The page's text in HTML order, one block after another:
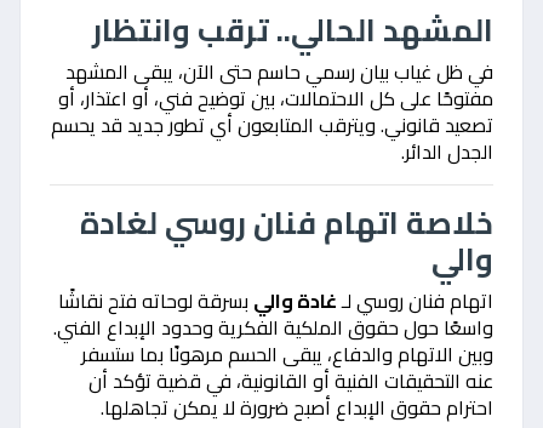
المشهد الحالي.. ترقب وانتظار
في ظل غياب بيان رسمي حاسم حتى الآن، يبقى المشهد
مفتوحًا على كل الاحتمالات، بين توضيح فني، أو اعتذار، أو
تصعيد قانوني. ويترقب المتابعون أي تطور جديد قد يحسم
الجدل الدائر.
خلاصة اتهام فنان روسي لغادة
والي
اتهام فنان روسي لـغادة والي بسرقة لوحاته فتح نقاشًا
واسعًا حول حقوق الملكية الفكرية وحدود الإبداع الفني.
وبين الاتهام والدفاع، يبقى الحسم مرهونًا بما ستسفر
عنه التحقيقات الفنية أو القانونية، في قضية تؤكد أن
احترام حقوق الإبداع أصبح ضرورة لا يمكن تجاهلها.